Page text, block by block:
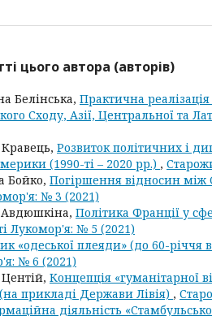
цього автора (авторів)
Белінська, Практична
Сходу, Азії, Центральної та
Розвиток політичних і
(1990-ті – 2020 рр.) ,
Бойко, Погіршення відносин між
№ 3 (2021)
Політика Франції у
Лукомор'я: № 5 (2021)
«одеської плеяди» (до 60-
№ 6 (2021)
Концепція «гуманітарної
прикладі Держави Лівія) ,
діяльність